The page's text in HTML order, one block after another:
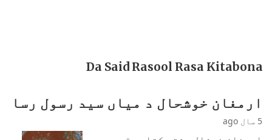
Da Said Rasool Rasa Kitabona
ارمغان خوشحال د میاں سید رسول رسا
5 سال ago